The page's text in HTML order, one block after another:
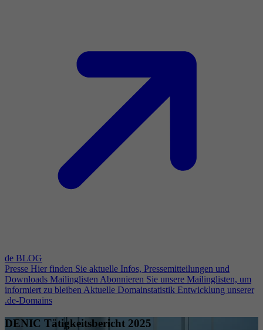
de BLOG
Presse Hier finden Sie aktuelle Infos, Pressemitteilungen und
Downloads Mailinglisten Abonnieren Sie unsere Mailinglisten, um
informiert zu bleiben Aktuelle Domainstatistik Entwicklung unserer
.de-Domains
DENIC Tätigkeitsbericht 2025